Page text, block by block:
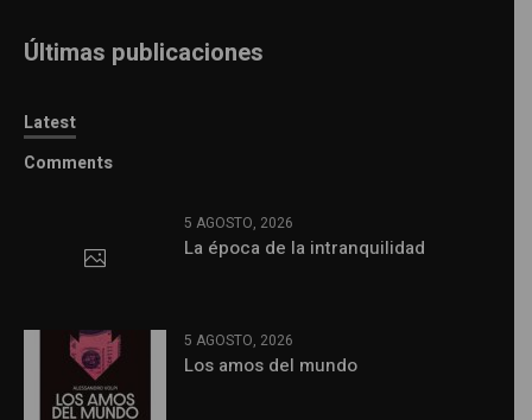
Últimas publicaciones
Latest
Comments
5 AGOSTO, 2026
La época de la intranquilidad
5 AGOSTO, 2026
Los amos del mundo